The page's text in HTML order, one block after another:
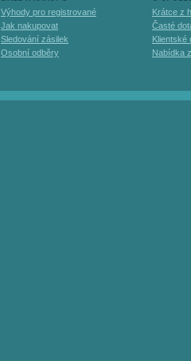
Výhody pro registrované
Jak nakupovat
Sledování zásilek
Osobní odběry
Krátce z
Časté
Klientské
Nabídka